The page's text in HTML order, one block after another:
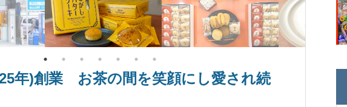
年)創業 お茶の間を笑顔にし愛され続